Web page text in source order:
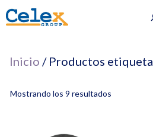
Saltar
al
Inicio / Productos
Mostrando los 9 resultados